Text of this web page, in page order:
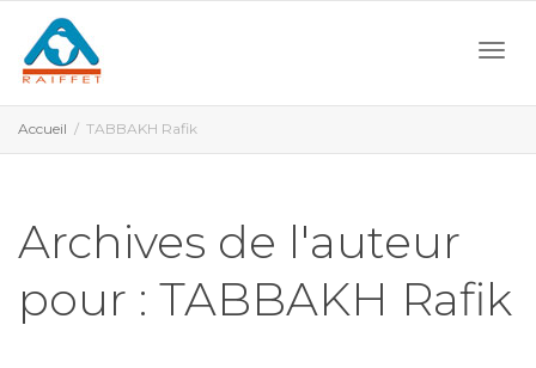
Accueil TABBAKH Rafik
Archives de l'auteur
pour : TABBAKH Rafik